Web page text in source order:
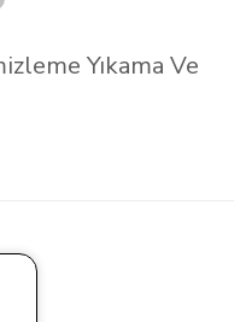
Yıkama Ve